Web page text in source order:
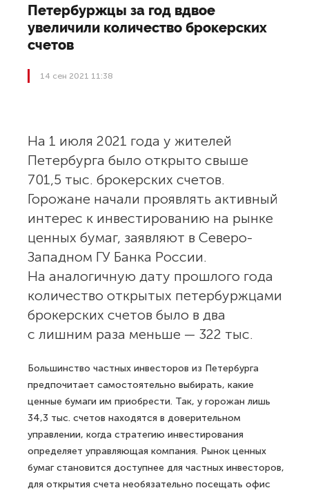
Петербуржцы за год вдвое
увеличили количество брокерских
счетов
14 сен 2021 11:38
На 1 июля 2021 года у жителей
Петербурга было открыто свыше
701,5 тыс. брокерских счетов.
Горожане начали проявлять активный
интерес к инвестированию на рынке
ценных бумаг, заявляют в Северо-
Западном ГУ Банка России.
На аналогичную дату прошлого года
количество открытых петербуржцами
брокерских счетов было в два
с лишним раза меньше — 322 тыс.
Большинство частных инвесторов из Петербурга
предпочитает самостоятельно выбирать, какие
ценные бумаги им приобрести. Так, у горожан лишь
34,3 тыс. счетов находятся в доверительном
управлении, когда стратегию инвестирования
определяет управляющая компания. Рынок ценных
бумаг становится доступнее для частных инвесторов,
для открытия счета необязательно посещать офис